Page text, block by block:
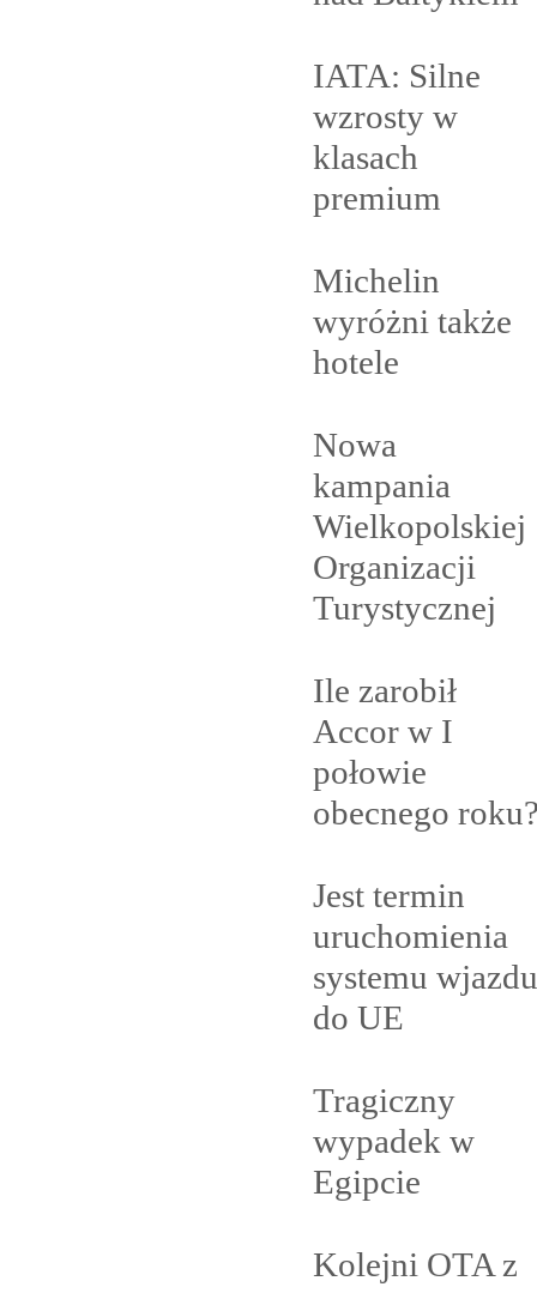
IATA: Silne
wzrosty w
klasach
premium
Michelin
wyróżni także
hotele
Nowa
kampania
Wielkopolskiej
Organizacji
Turystycznej
Ile zarobił
Accor w I
połowie
obecnego
Jest termin
uruchomienia
systemu wjazdu
do UE
Tragiczny
wypadek w
Egipcie
Kolejni OTA z